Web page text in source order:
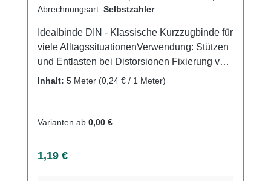
Abrechnungsart: Selbstzahler
Idealbinde DIN - Klassische Kurzzugbinde für
viele AlltagssituationenVerwendung: Stützen
und Entlasten bei Distorsionen Fixierung von
Schienen und Wundauflagen
und phlebologische Kompression an den
LymphologieKontusionen Sportverletzungen
Inhalt: 5 Meter (0,24 € / 1 Meter)
Varianten ab 0,00 €
Regulärer Preis:
1,19 €